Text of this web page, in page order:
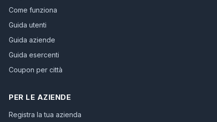
Come funziona
Guida utenti
Guida aziende
Guida esercenti
Coupon per città
PER LE AZIENDE
Registra la tua azienda